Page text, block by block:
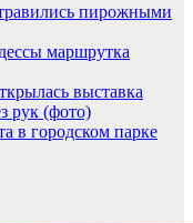
пирожными
маршрутка
выставка
рук (фото)
в городском парке